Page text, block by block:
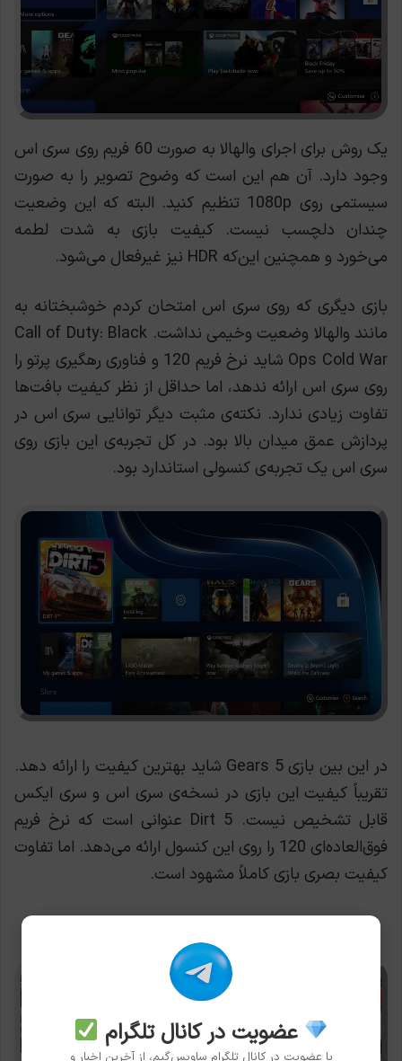
یک روش برای اجرای والهالا به صورت 60 فریم روی سری اس
وجود دارد. آن هم این است که وضوح تصویر را به صورت
سیستمی روی 1080p تنظیم کنید. البته که این وضعیت
چندان دلچسب نیست. کیفیت بازی به شدت لطمه
می‌خورد و همچنین این‌که HDR نیز غیرفعال می‌شود.
بازی دیگری که روی سری اس امتحان کردم خوشبختانه به
مانند والهالا وضعیت وخیمی نداشت. Call of Duty: Black
Ops Cold War شاید نرخ فریم 120 و فناوری رهگیری پرتو را
روی سری اس ارائه ندهد، اما حداقل از نظر کیفیت بافت‌ها
تفاوت زیادی ندارد. نکته‌ی مثبت دیگر توانایی سری اس در
پردازش عمق میدان بالا بود. در کل تجربه‌ی این بازی روی
سری اس یک تجربه‌ی کنسولی استاندارد بود.
در این بین بازی Gears 5 شاید بهترین کیفیت را ارائه دهد.
تقریباً کیفیت این بازی در نسخه‌ی سری اس و سری ایکس
قابل تشخيص نیست. Dirt 5 عنوانی است که نرخ فریم
فوق‌العاده‌ای 120 را روی این کنسول ارائه می‌دهد. اما تفاوت
کیفیت بصری بازی کاملاً مشهود است.
عضویت در کانال تلگرام
با عضویت در کانال تلگرام ساویس‌گیم، از آخرین اخبار و